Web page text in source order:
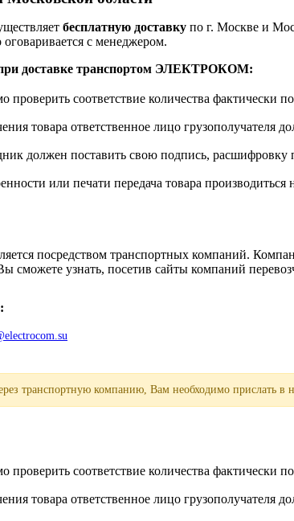
бесплатную доставку по г. Москве и
с менеджером.
доставке транспортом ЭЛЕКТРОКОМ:
проверить соответствие количества фактически
товара ответственное лицо грузополучателя
должен поставить свою подпись, расшифровку
или печати передача товара производиться
посредством транспортных компаний.
сможете узнать, посетив сайты компаний
транспортную компанию, Вам необходимо прислать в
проверить соответствие количества фактически
товара ответственное лицо грузополучателя